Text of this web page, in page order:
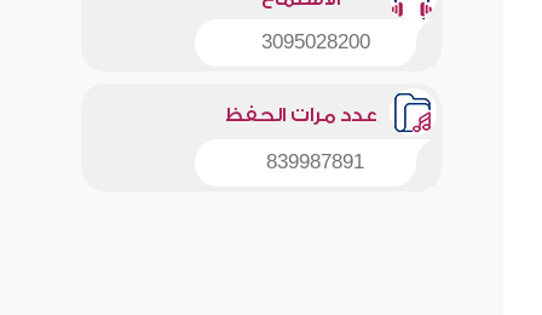
3095028200
عدد مرات الحفظ
839987891